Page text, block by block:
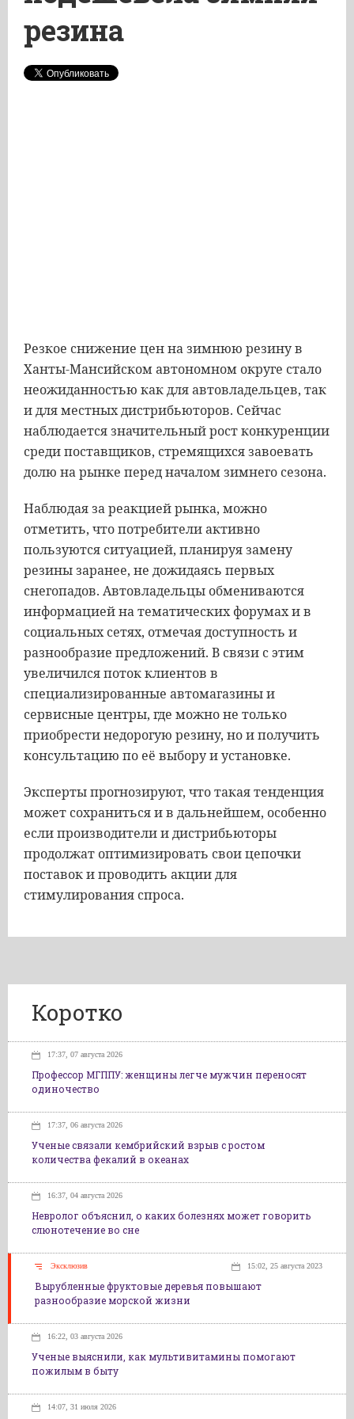
резина
Резкое снижение цен на зимнюю резину в
Ханты-Мансийском автономном округе стало
неожиданностью как для автовладельцев, так
и для местных дистрибьюторов. Сейчас
наблюдается значительный рост конкуренции
среди поставщиков, стремящихся завоевать
долю на рынке перед началом зимнего сезона.
Наблюдая за реакцией рынка, можно
отметить, что потребители активно
пользуются ситуацией, планируя замену
резины заранее, не дожидаясь первых
снегопадов. Автовладельцы обмениваются
информацией на тематических форумах и в
социальных сетях, отмечая доступность и
разнообразие предложений. В связи с этим
увеличился поток клиентов в
специализированные автомагазины и
сервисные центры, где можно не только
приобрести недорогую резину, но и получить
консультацию по её выбору и установке.
Эксперты прогнозируют, что такая тенденция
может сохраниться и в дальнейшем, особенно
если производители и дистрибьюторы
продолжат оптимизировать свои цепочки
поставок и проводить акции для
стимулирования спроса.
Коротко
17:37, 07 августа 2026
Профессор МГППУ: женщины легче мужчин переносят
одиночество
17:37, 06 августа 2026
Ученые связали кембрийский взрыв с ростом
количества фекалий в океанах
16:37, 04 августа 2026
Невролог объяснил, о каких болезнях может говорить
слюнотечение во сне
Эксклюзив 15:02, 25 августа 2023
Вырубленные фруктовые деревья повышают
разнообразие морской жизни
16:22, 03 августа 2026
Ученые выяснили, как мультивитамины помогают
пожилым в быту
14:07, 31 июля 2026